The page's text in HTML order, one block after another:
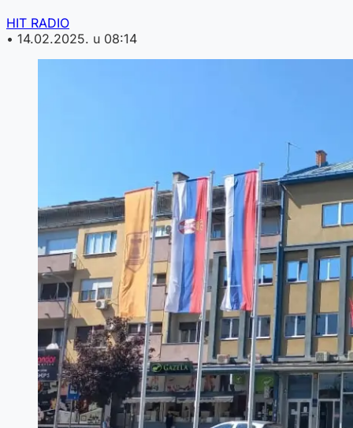
HIT RADIO
• 14.02.2025. u 08:14